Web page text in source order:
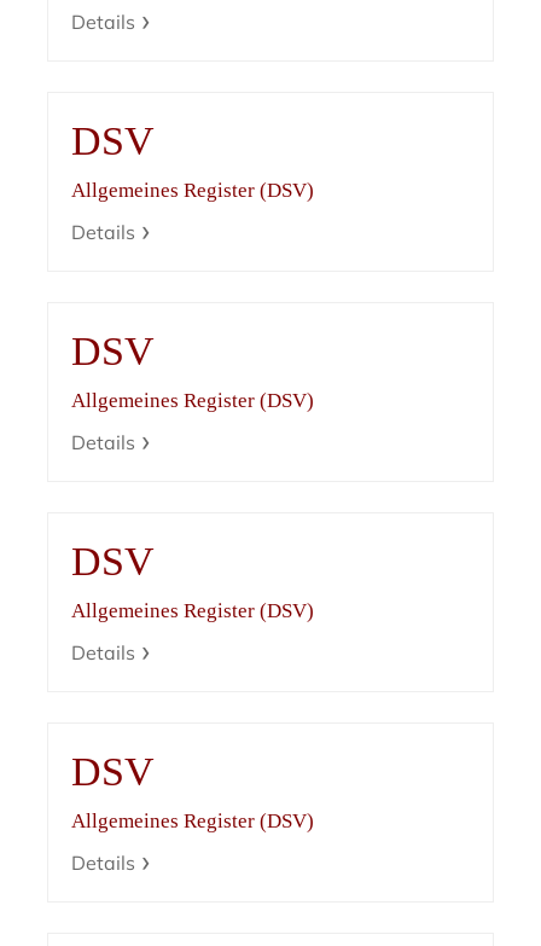
Details
DSV
Allgemeines Register (DSV)
Details
DSV
Allgemeines Register (DSV)
Details
DSV
Allgemeines Register (DSV)
Details
DSV
Allgemeines Register (DSV)
Details